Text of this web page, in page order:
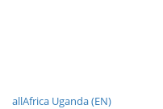
allAfrica Uganda (EN)